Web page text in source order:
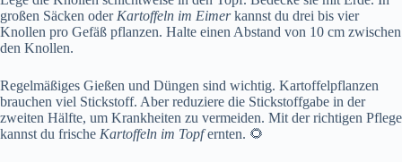
großen Säcken oder Kartoffeln im Eimerkannst du drei bis vier
Knollen pro Gefäß pflanzen. Halte einen Abstand von 10 cm zwischen
den Knollen.
Regelmäßiges Gießen und Düngen sind wichtig. Kartoffelpflanzen
brauchen viel Stickstoff. Aber reduziere die Stickstoffgabe in der
zweiten Hälfte, um Krankheiten zu vermeiden. Mit der richtigen Pflege
kannst du frische Kartoffeln im Topfernten. 🌻